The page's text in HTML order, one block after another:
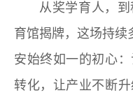
从奖学育人，
育馆揭牌，这场持续
安始终如一的初心
转化，让产业不断